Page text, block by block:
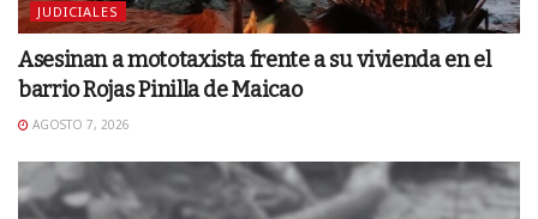
JUDICIALES
Asesinan a mototaxista frente a su vivienda en el
barrio Rojas Pinilla de Maicao
AGOSTO 7, 2026